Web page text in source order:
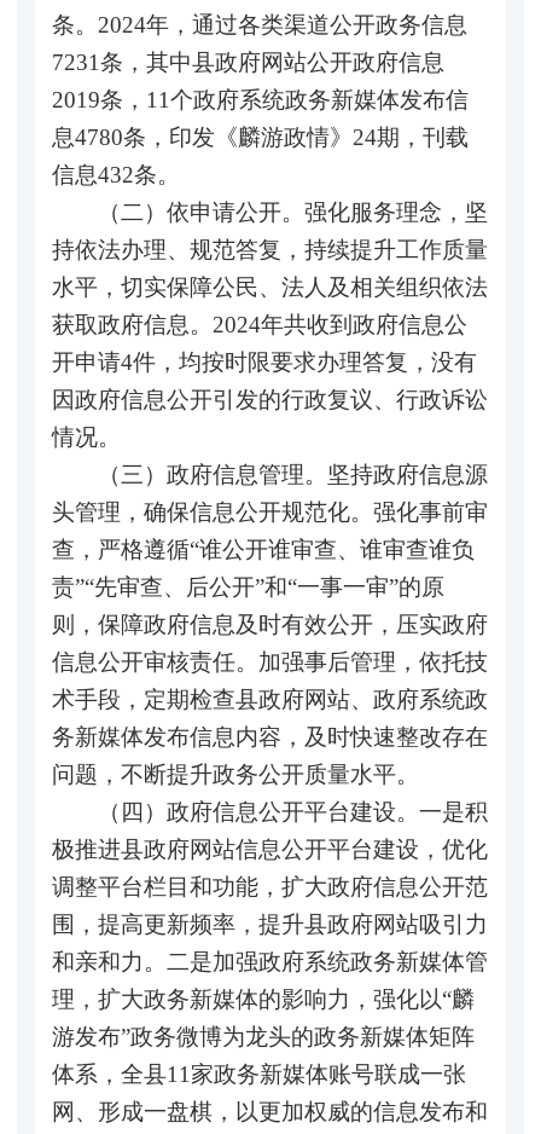
条。2024年，通过各类渠道公开政务信息
7231条，其中县政府网站公开政府信息
2019条，11个政府系统政务新媒体发布信
息4780条，印发《麟游政情》24期，刊载
信息432条。
（二）依申请公开。强化服务理念，坚
持依法办理、规范答复，持续提升工作质量
水平，切实保障公民、法人及相关组织依法
获取政府信息。2024年共收到政府信息公
开申请4件，均按时限要求办理答复，没有
因政府信息公开引发的行政复议、行政诉讼
情况。
（三）政府信息管理。坚持政府信息源
头管理，确保信息公开规范化。强化事前审
查，严格遵循“谁公开谁审查、谁审查谁负
责”“先审查、后公开”和“一事一审”的原
则，保障政府信息及时有效公开，压实政府
信息公开审核责任。加强事后管理，依托技
术手段，定期检查县政府网站、政府系统政
务新媒体发布信息内容，及时快速整改存在
问题，不断提升政务公开质量水平。
（四）政府信息公开平台建设。一是积
极推进县政府网站信息公开平台建设，优化
调整平台栏目和功能，扩大政府信息公开范
围，提高更新频率，提升县政府网站吸引力
和亲和力。二是加强政府系统政务新媒体管
理，扩大政务新媒体的影响力，强化以“麟
游发布”政务微博为龙头的政务新媒体矩阵
体系，全县11家政务新媒体账号联成一张
网、形成一盘棋，以更加权威的信息发布和